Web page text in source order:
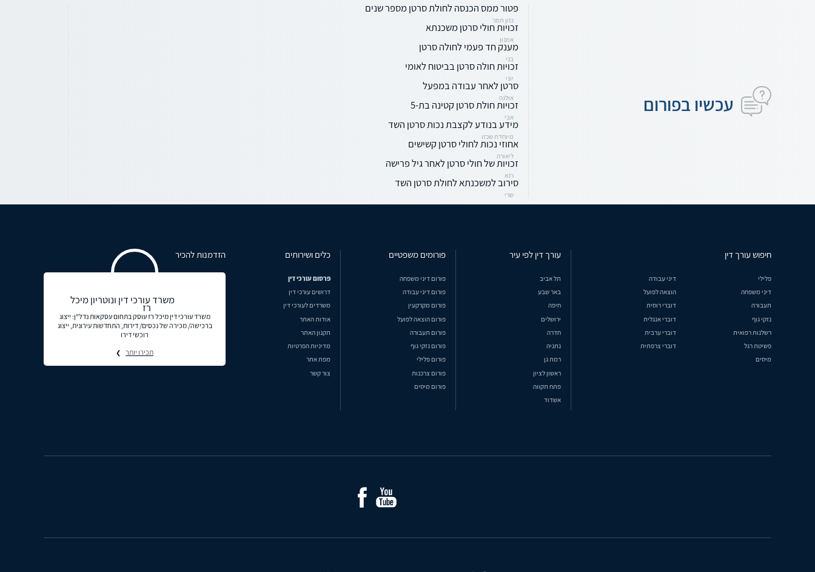
עכשיו בפורום
פטור ממס הכנסה לחולת סרטן מספר שנים
כהן תמר
זכויות חולי סרטן משכנתא
אמנון
מענק חד פעמי לחולה סרטן
בני
זכויות חולה סרטן בביטוח לאומי
יוני
סרטן לאחר עבודה במפעל
אולגה
זכויות חולת סרטן קטינה בת-5
אבי
מידע בנודע לקצבת נכות סרטן השד
מיוחדת שכזו
אחוזי נכות לחולי סרטן קשישים
ליאורה
זכויות של חולי סרטן לאחר גיל פרישה
רנא
סירוב למשכנתא לחולת סרטן השד
שרי
חיפוש עורך דין
פלילי
דיני עבודה
דיני משפחה
הוצאה לפועל
תעבורה
דוברי רוסית
נזקי גוף
דוברי אנגלית
רשלנות רפואית
דוברי ערבית
פשיטת רגל
דוברי צרפתית
מיסים
עורך דין לפי עיר
תל אביב
באר שבע
חיפה
ירושלים
חדרה
נתניה
רמת גן
ראשון לציון
פתח תקווה
אשדוד
פורומים משפטיים
פורום דיני משפחה
פורום דיני עבודה
פורום מקרקעין
פורום הוצאה לפועל
פורום תעבורה
פורום נזקי גוף
פורום פלילי
פורום צרכנות
פורום מיסים
כלים ושירותים
פרסום עורכי דין
דרושים עורכי דין
משרדים לעורכי דין
אודות האתר
תקנון האתר
מדיניות הפרטיות
מפת אתר
צור קשר
הזדמנות להכיר
משרד עורכי דין ונוטריון מיכל
רז
משרד עורכי דין מיכל רז עוסק בתחום עסקאות נדל"ן: ייצוג
ברכישה/ מכירה של נכסים/ דירות, התחדשות עירונית, ייצוג
רוכשי דירו
תכירו יותר